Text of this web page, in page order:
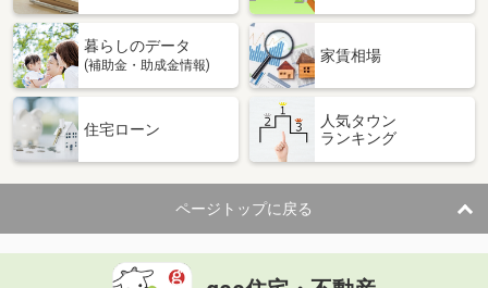
暮らしのデータ
(補助金・助成金情報)
家賃相場
住宅ローン
人気タウン
ランキング
ページトップに戻る